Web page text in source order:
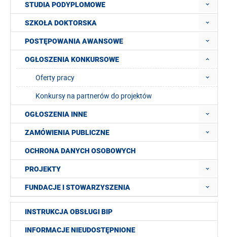
STUDIA PODYPLOMOWE
SZKOŁA DOKTORSKA
POSTĘPOWANIA AWANSOWE
OGŁOSZENIA KONKURSOWE
Oferty pracy
Konkursy na partnerów do projektów
OGŁOSZENIA INNE
ZAMÓWIENIA PUBLICZNE
OCHRONA DANYCH OSOBOWYCH
PROJEKTY
FUNDACJE I STOWARZYSZENIA
INSTRUKCJA OBSŁUGI BIP
INFORMACJE NIEUDOSTĘPNIONE